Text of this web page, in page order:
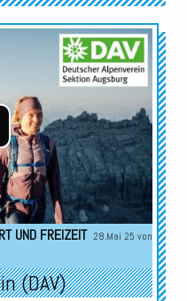
Audio-
Player
UND FREIZEIT 28.Mai 25 von
(DAV)